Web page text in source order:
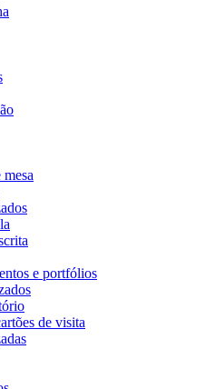
e portfólios
de visita